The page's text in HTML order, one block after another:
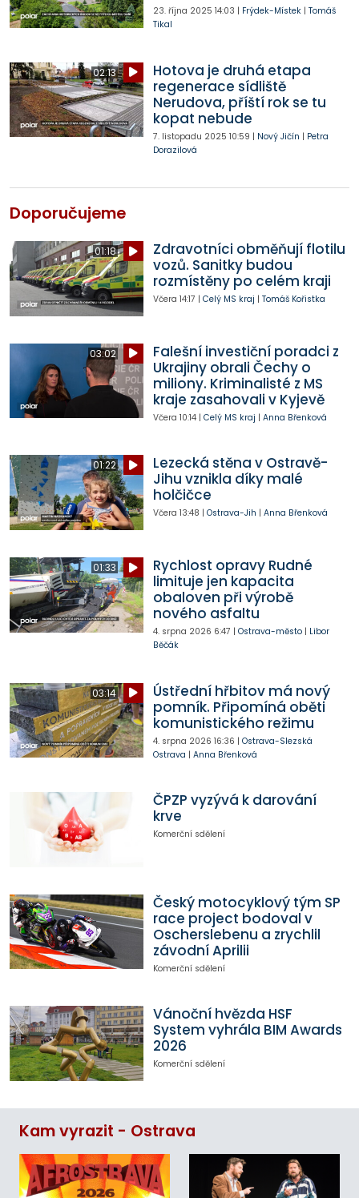
23. října 2025 14:03 | Frýdek-Místek| Tomáš
Tikal
02:13
Hotova je druhá etapa
regenerace sídliště
Nerudova, příští rok se tu
kopat nebude
7. listopadu 2025 10:59 | Nový Jičín | Petra
Dorazilová
Doporučujeme
01:18
Zdravotníci obměňují flotilu
vozů. Sanitky budou
rozmístěny po celém kraji
Včera 14:17 | Celý MS kraj | Tomáš Kořistka
03:02
Falešní investiční poradci z
Ukrajiny obrali Čechy o
miliony. Kriminalisté z MS
kraje zasahovali v Kyjevě
Včera 10:14| Celý MS kraj | Anna Břenková
01:22
Lezecká stěna v Ostravě-
Jihu vznikla díky malé
holčičce
Včera 13:48 | Ostrava-Jih | Anna Břenková
01:33
Rychlost opravy Rudné
limituje jen kapacita
obaloven při výrobě
nového asfaltu
4. srpna 2026 6:47 | Ostrava-město| Libor
Běčák
03:14
Ústřední hřbitov má nový
pomník. Připomíná oběti
komunistického režimu
4. srpna 2026 16:36 | Ostrava-Slezská
Ostrava | Anna Břenková
ČPZP vyzývá k darování
krve
Komerční sdělení
Český motocyklový tým SP
race project bodoval v
Oscherslebenu a zrychlil
závodní Aprilii
Komerční sdělení
Vánoční hvězda HSF
System vyhrála BIM Awards
2026
Komerční sdělení
Kam vyrazit - Ostrava